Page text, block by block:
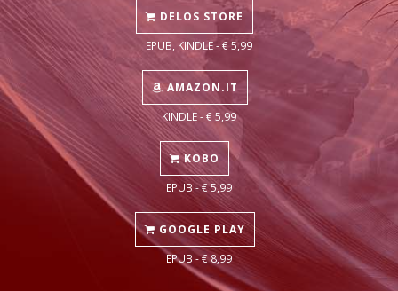
DELOS STORE
EPUB, KINDLE - € 5,99
AMAZON.IT
KINDLE - € 5,99
KOBO
EPUB - € 5,99
GOOGLE PLAY
EPUB - € 8,99